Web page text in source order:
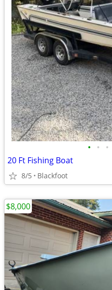
• • •
20 Ft Fishing Boat
8/5 Blackfoot
$8,000